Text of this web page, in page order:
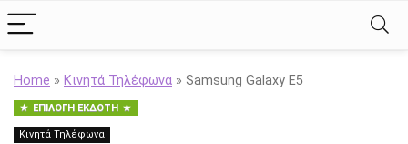
Home » Κινητά Τηλέφωνα » Samsung Galaxy E5
ΕΠΙΛΟΓΉ ΕΚΔΌΤΗ
Κινητά Τηλέφωνα